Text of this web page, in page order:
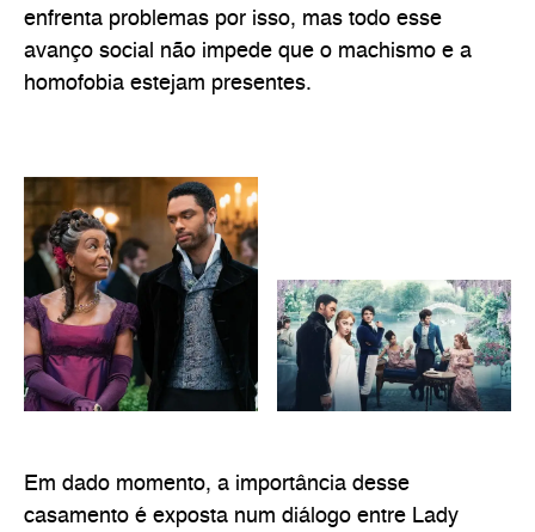
enfrenta problemas por isso, mas todo esse
avanço social não impede que o machismo e a
homofobia estejam presentes.
Em dado momento, a importância desse
casamento é exposta num diálogo entre Lady